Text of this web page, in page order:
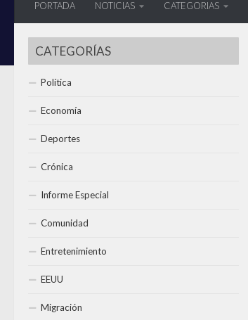
PORTADA NOTICIAS CATEGORIAS
CATEGORÍAS
Política
Economía
Deportes
Crónica
Informe Especial
Comunidad
Entretenimiento
EEUU
Migración